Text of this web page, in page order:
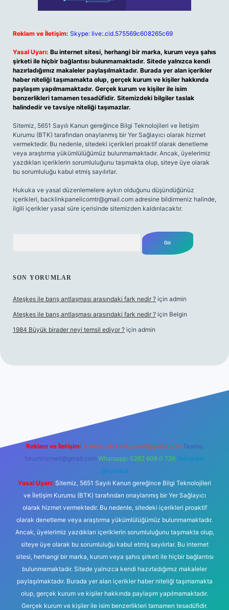
Reklam ve İletişim: Skype: live:.cid.575569c608265c69
Yasal Uyarı: Bu internet sitesi, herhangi bir marka, kurum veya şahıs
şirketi ile hiçbir bağlantısı bulunmamaktadır. Sitede yalnızca kendi
hazırladığımız makaleler paylaşılmaktadır. Burada yer alan içerikler
haber niteliği taşımamakta olup, gerçek kurum ve kişiler hakkında
paylaşım yapılmamaktadır. Gerçek kurum ve kişiler ile isim
benzerlikleri tamamen tesadüfidir. Sitemizdeki bilgiler taslak
halindedir ve tavsiye niteliği taşımazlar.
Sitemiz, 5651 Sayılı Kanun gereğince Bilgi Teknolojileri ve İletişim
Kurumu (BTK) tarafından onaylanmış bir Yer Sağlayıcı olarak hizmet
vermektedir. Bu nedenle, sitedeki içerikleri proaktif olarak denetleme
veya araştırma yükümlülüğümüz bulunmamaktadır. Ancak, üyelerimiz
yazdıkları içeriklerin sorumluluğunu taşımakta olup, siteye üye olarak
bu sorumluluğu kabul etmiş sayılırlar.
Hukuka ve yasal düzenlemelere aykırı olduğunu düşündüğünüz
içerikleri, backlinkpanelicomtr@gmail.com adresine bildirmeniz halinde,
ilgili içerikler yasal süre içerisinde sitemizden kaldırılacaktır.
SON YORUMLAR
Ateşkes ile barış antlaşması arasındaki fark nedir ? için admin
Ateşkes ile barış antlaşması arasındaki fark nedir ? için Belgin
1984 Büyük birader neyi temsil ediyor ? için admin
Reklam ve İletişim: E-mail: backlinkpaneli@gmail.com Teams:
forumhizmeti@gmail.com Whatsapp: 0262 606 0 726 Telegram:
@karabul
Yasal Uyarı: Sitemiz, 5651 Sayılı Kanun gereğince Bilgi Teknolojileri
ve İletişim Kurumu (BTK) tarafından onaylanmış bir Yer Sağlayıcı
olarak hizmet vermektedir. Bu nedenle, sitedeki içerikleri proaktif
olarak denetleme veya araştırma yükümlülüğümüz bulunmamaktadır.
Ancak, üyelerimiz yazdıkları içeriklerin sorumluluğunu taşımakta olup,
siteye üye olarak bu sorumluluğu kabul etmiş sayılırlar. Bu internet
sitesi, herhangi bir marka, kurum veya şahıs şirketi ile hiçbir bağlantısı
bulunmamaktadır. Sitede yalnızca kendi hazırladığımız makaleler
paylaşılmaktadır. Burada yer alan içerikler haber niteliği taşımamakta
olup, gerçek kurum ve kişiler hakkında paylaşım yapılmamaktadır.
Gerçek kurum ve kişiler ile isim benzerlikleri tamamen tesadüfidir.